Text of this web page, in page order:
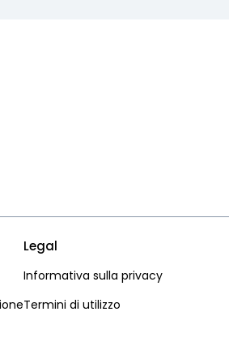
Legal
Informativa sulla privacy
Termini di utilizzo